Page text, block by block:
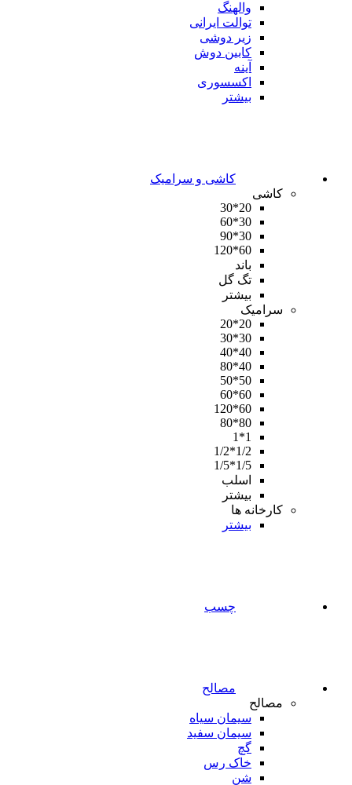
والهنگ
توالت ایرانی
زیر دوشی
کابین دوش
آینه
اکسسوری
بیشتر
کاشی و سرامیک
کاشی
20*30
30*60
30*90
60*120
باند
تگ گل
بیشتر
سرامیک
20*20
30*30
40*40
40*80
50*50
60*60
60*120
80*80
1*1
1/2*1/2
1/5*1/5
اسلب
بیشتر
کارخانه ها
بیشتر
چسب
مصالح
مصالح
سیمان سیاه
سیمان سفید
گچ
خاک رس
شن